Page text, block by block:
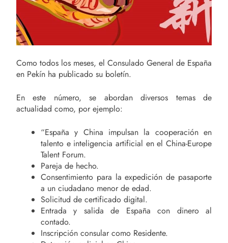
Como todos los meses, el Consulado General de España
en Pekín ha publicado su boletín.
En este número, se abordan diversos temas de
actualidad como, por ejemplo:
“España y China impulsan la cooperación en
talento e inteligencia artificial en el China-Europe
Talent Forum.
Pareja de hecho.
Consentimiento para la expedición de pasaporte
a un ciudadano menor de edad.
Solicitud de certificado digital.
Entrada y salida de España con dinero al
contado.
Inscripción consular como Residente.